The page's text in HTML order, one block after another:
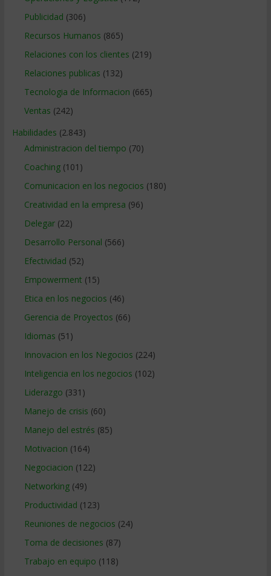
Publicidad (306)
Recursos Humanos (865)
Relaciones con los clientes (219)
Relaciones publicas (132)
Tecnologia de Informacion (665)
Ventas (242)
Habilidades (2.843)
Administracion del tiempo (70)
Coaching(101)
Comunicacion en los negocios (180)
Creatividad en la empresa (96)
Delegar(22)
Desarrollo Personal (566)
Efectividad (52)
Empowerment (15)
Etica en los negocios (46)
Gerencia de Proyectos (66)
Idiomas (51)
Innovacion en los Negocios (224)
Inteligencia en los negocios (102)
Liderazgo (331)
Manejo de crisis (60)
Manejo del estrés (85)
Motivacion (164)
Negociacion (122)
Networking(49)
Productividad (123)
Reuniones de negocios (24)
Toma de decisiones (87)
Trabajo en equipo (118)